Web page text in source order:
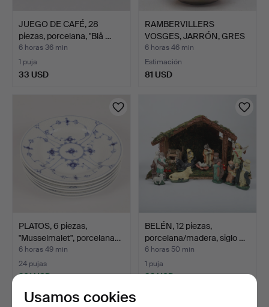
JUEGO DE CAFÉ, 28
piezas, porcelana, "Blå …
6 horas 36 min
1 puja
33 USD
RAMBERVILLERS
VOSGES, JARRÓN, GRES
FLAMEAD…
6 horas 46 min
Estimación
81 USD
PLATOS, 6 piezas,
"Musselmalet", porcelana…
6 horas 49 min
24 pujas
201 USD
BELÉN, 12 piezas,
porcelana/madera, siglo …
6 horas 50 min
1 puja
32 USD
Usamos cookies